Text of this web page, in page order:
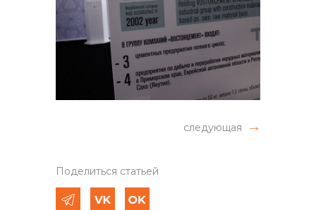
следующая
Поделиться статьей